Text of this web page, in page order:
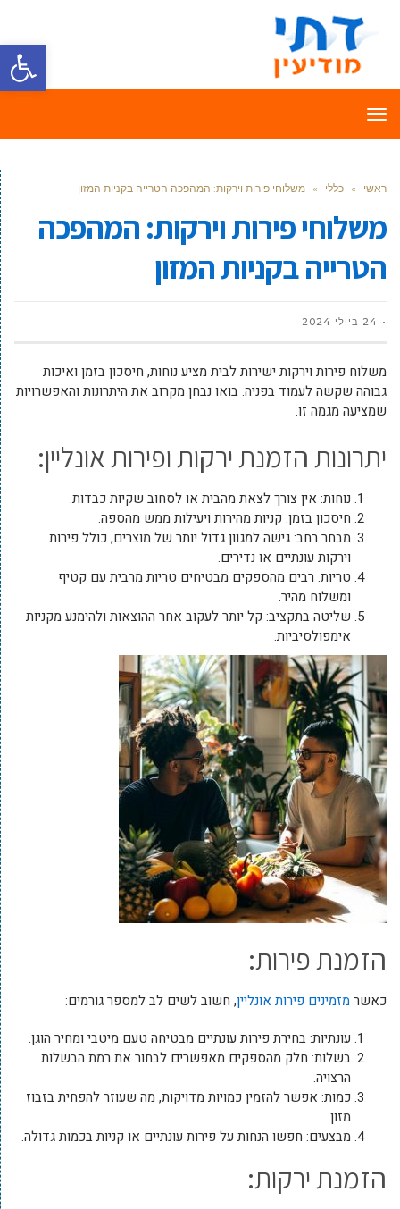
פתח
תפריט
ראשי » כללי » משלוחי פירות וירקות: המהפכה הטרייה בקניות המזון
משלוחי פירות וירקות: המהפכה
הטרייה בקניות המזון
24 ביולי 2024
משלוח פירות וירקות ישירות לבית מציע נוחות, חיסכון בזמן ואיכות
גבוהה שקשה לעמוד בפניה. בואו נבחן מקרוב את היתרונות והאפשרויות
שמציעה מגמה זו.
יתרונות הזמנת ירקות ופירות אונליין:
נוחות: אין צורך לצאת מהבית או לסחוב שקיות כבדות.
חיסכון בזמן: קניות מהירות ויעילות ממש מהספה.
מבחר רחב: גישה למגוון גדול יותר של מוצרים, כולל פירות
וירקות עונתיים או נדירים.
טריות: רבים מהספקים מבטיחים טריות מרבית עם קטיף
ומשלוח מהיר.
שליטה בתקציב: קל יותר לעקוב אחר ההוצאות ולהימנע מקניות
אימפולסיביות.
הזמנת פירות:
כאשרמזמינים פירות אונליין, חשוב לשים לב למספר גורמים:
עונתיות: בחירת פירות עונתיים מבטיחה טעם מיטבי ומחיר הוגן.
בשלות: חלק מהספקים מאפשרים לבחור את רמת הבשלות
הרצויה.
כמות: אפשר להזמין כמויות מדויקות, מה שעוזר להפחית בזבוז
מזון.
מבצעים: חפשו הנחות על פירות עונתיים או קניות בכמות גדולה.
הזמנת ירקות: